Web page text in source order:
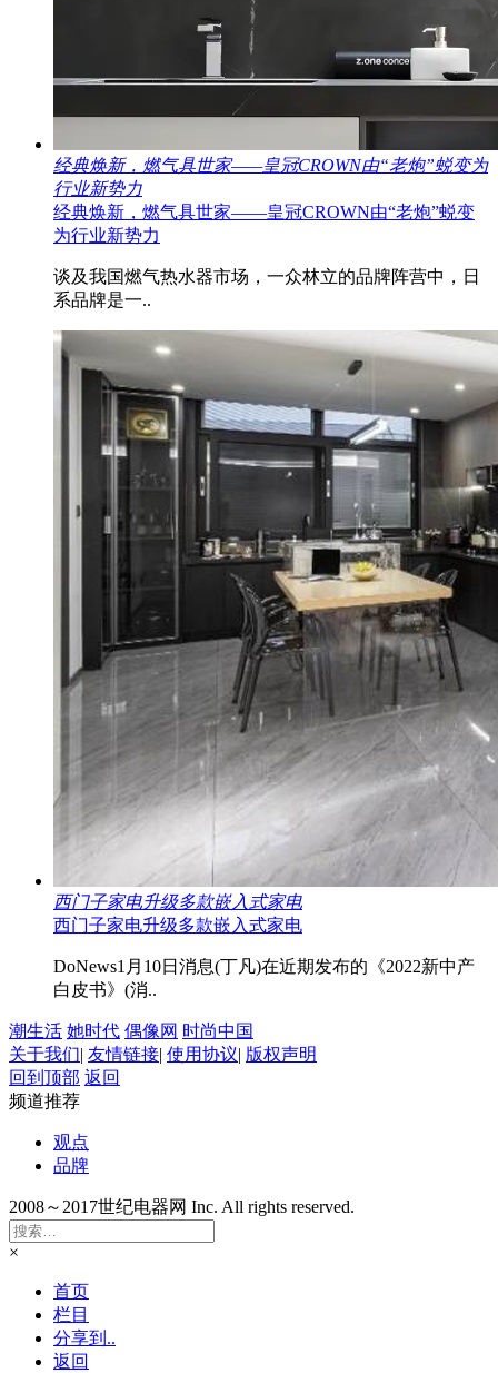
经典焕新，燃气具世家——皇冠CROWN由“老炮”蜕变为
行业新势力
经典焕新，燃气具世家——皇冠CROWN由“老炮”蜕变
为行业新势力
谈及我国燃气热水器市场，一众林立的品牌阵营中，日
系品牌是一..
西门子家电升级多款嵌入式家电
西门子家电升级多款嵌入式家电
DoNews1月10日消息(丁凡)在近期发布的《2022新中产
白皮书》(消..
潮生活 她时代 偶像网 时尚中国
关于我们| 友情链接| 使用协议| 版权声明
回到顶部 返回
频道推荐
观点
品牌
2008～2017世纪电器网 Inc. All rights reserved.
×
首页
栏目
分享到..
返回